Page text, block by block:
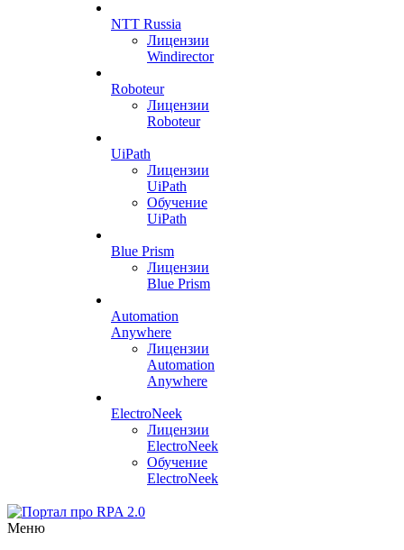
NTT Russia
Лицензии
Windirector
Roboteur
Лицензии
Roboteur
UiPath
Лицензии
UiPath
Обучение
UiPath
Blue Prism
Лицензии
Blue Prism
Automation
Anywhere
Лицензии
Automation
Anywhere
ElectroNeek
Лицензии
ElectroNeek
Обучение
ElectroNeek
Меню